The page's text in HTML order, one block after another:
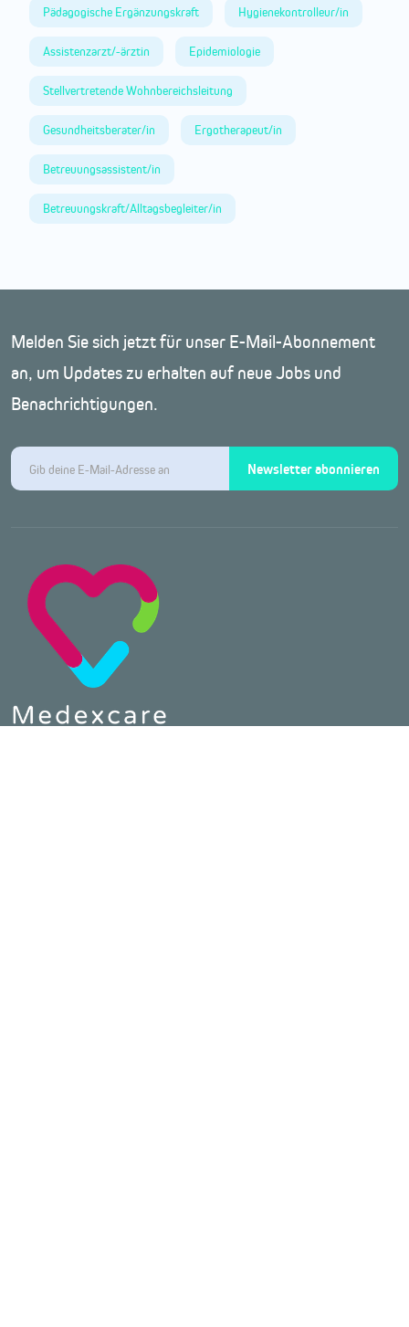
Pädagogische Ergänzungskraft Hygienekontrolleur/in
Assistenzarzt/-ärztin Epidemiologie
Stellvertretende Wohnbereichsleitung
Gesundheitsberater/in Ergotherapeut/in
Betreuungsassistent/in
Betreuungskraft/Alltagsbegleiter/in
Melden Sie sich jetzt für unser E-Mail-Abonnement
an, um Updates zu erhalten auf neue Jobs und
Benachrichtigungen.
Newsletter abonnieren